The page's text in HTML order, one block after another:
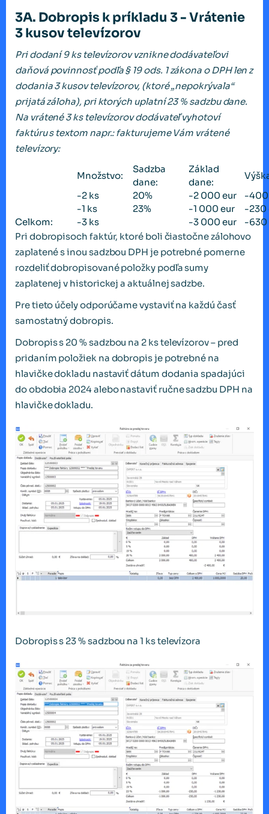
3A. Dobropis k príkladu 3 - Vrátenie
3 kusov televízorov
Pri dodaní 9 ks televízorov vznikne dodávateľovi
daňová povinnosť podľa § 19 ods. 1 zákona o DPH len z
dodania 3 kusov televízorov, (ktoré „nepokrývala“
prijatá záloha), pri ktorých uplatní 23 % sadzbu dane.
Na vrátené 3 ks televízorov dodávateľ vyhotoví
faktúru s textom napr.: fakturujeme Vám vrátené
televízory:
Množstvo:
Sadzba
dane:
Základ
dane:
-2 ks
20% -2 000 eur
-400
-1 ks
23% -1 000 eur
-230
Celkom:
-3 ks -3 000 eur
-630
Pri dobropisoch faktúr, ktoré boli čiastočne zálohovo
zaplatené s inou sadzbou DPH je potrebné pomerne
rozdeliť dobropisované položky podľa sumy
zaplatenej v historickej a aktuálnej sadzbe.
Pre tieto účely odporúčame vystaviť na každú časť
samostatný dobropis.
Dobropis s 20 % sadzbou na 2 ks televízorov – pred
pridaním položiek na dobropis je potrebné na
hlavičke dokladu nastaviť dátum dodania spadajúci
do obdobia 2024 alebo nastaviť ručne sadzbu DPH na
hlavičke dokladu.
Dobropis s 23 % sadzbou na 1 ks televízora